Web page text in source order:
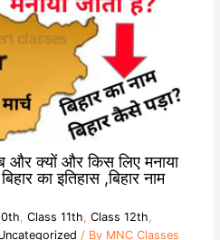
और क्यों और किस लिए मनाया
का इतिहास ,बिहार नाम
, Class 11th, Class 12th,
/ By MNC Classes